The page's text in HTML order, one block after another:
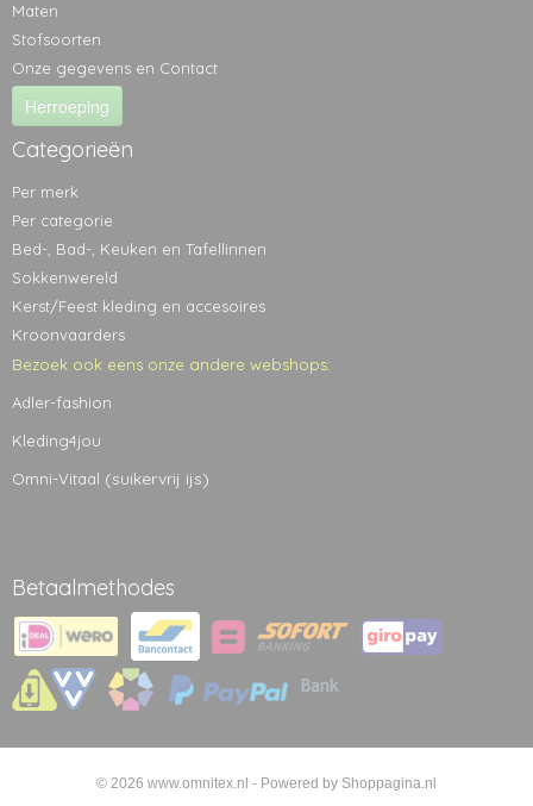
Maten
Stofsoorten
Onze gegevens en Contact
Herroeping
Categorieën
Per merk
Per categorie
Bed-, Bad-, Keuken en Tafellinnen
Sokkenwereld
Kerst/Feest kleding en accesoires
Kroonvaarders
Bezoek ook eens onze andere webshops:
Adler-fashion
Kleding4jou
Omni-Vitaal (suikervrij ijs)
Betaalmethodes
© 2026 www.omnitex.nl - Powered by Shoppagina.nl